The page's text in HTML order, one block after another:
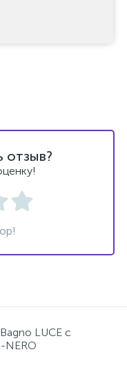
отзыв?
LUCE с
NERO